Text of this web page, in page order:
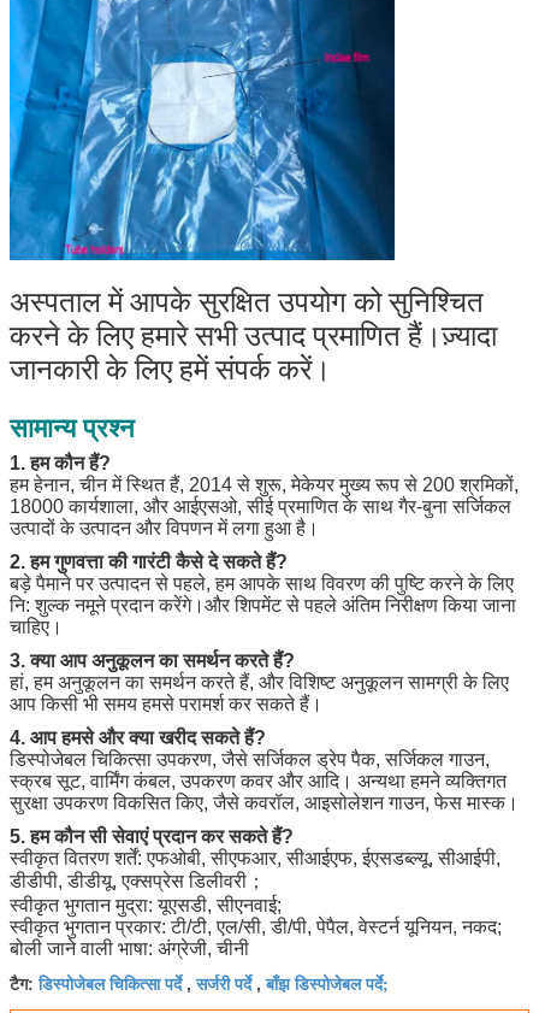
अस्पताल में आपके सुरक्षित उपयोग को सुनिश्चित
करने के लिए हमारे सभी उत्पाद प्रमाणित हैं।ज़्यादा
जानकारी के लिए हमें संपर्क करें।
सामान्य प्रश्न
1. हम कौन हैं?
हम हेनान, चीन में स्थित हैं, 2014 से शुरू, मेकेयर मुख्य रूप से 200 श्रमिकों,
18000 कार्यशाला, और आईएसओ, सीई प्रमाणित के साथ गैर-बुना सर्जिकल
उत्पादों के उत्पादन और विपणन में लगा हुआ है।
2. हम गुणवत्ता की गारंटी कैसे दे सकते हैं?
बड़े पैमाने पर उत्पादन से पहले, हम आपके साथ विवरण की पुष्टि करने के लिए
नि: शुल्क नमूने प्रदान करेंगे।और शिपमेंट से पहले अंतिम निरीक्षण किया जाना
चाहिए।
3. क्या आप अनुकूलन का समर्थन करते हैं?
हां, हम अनुकूलन का समर्थन करते हैं, और विशिष्ट अनुकूलन सामग्री के लिए
आप किसी भी समय हमसे परामर्श कर सकते हैं।
4. आप हमसे और क्या खरीद सकते हैं?
डिस्पोजेबल चिकित्सा उपकरण, जैसे सर्जिकल ड्रेप पैक, सर्जिकल गाउन,
स्क्रब सूट, वार्मिंग कंबल, उपकरण कवर और आदि। अन्यथा हमने व्यक्तिगत
सुरक्षा उपकरण विकसित किए, जैसे कवरॉल, आइसोलेशन गाउन, फेस मास्क।
5. हम कौन सी सेवाएं प्रदान कर सकते हैं?
स्वीकृत वितरण शर्तें: एफओबी, सीएफआर, सीआईएफ, ईएसडब्ल्यू, सीआईपी,
डीडीपी, डीडीयू, एक्सप्रेस डिलीवरी；
स्वीकृत भुगतान मुद्रा: यूएसडी, सीएनवाई;
स्वीकृत भुगतान प्रकार: टी/टी, एल/सी, डी/पी, पेपैल, वेस्टर्न यूनियन, नकद;
बोली जाने वाली भाषा: अंग्रेजी, चीनी
टैग:डिस्पोजेबल चिकित्सा पर्दे,सर्जरी पर्दे,बाँझ डिस्पोजेबल पर्दे;